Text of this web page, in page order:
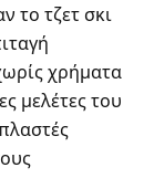
το τζετ σκι
χρήματα
μελέτες του